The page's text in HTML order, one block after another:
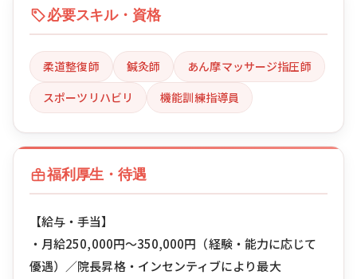
必要スキル・資格
柔道整復師 鍼灸師
あん摩マッサージ指圧師
スポーツリハビリ
機能訓練指導員
福利厚生・待遇
【給与・手当】
・月給250,000円〜350,000円（経験・能力に応じて
優遇）／院長昇格・インセンティブにより最大